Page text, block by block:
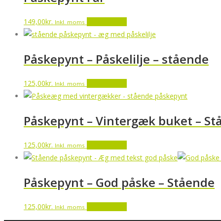
149,00kr. Inkl. moms
Påskepynt – Påskelilje – stående
125,00kr. Inkl. moms
Påskepynt – Vintergæk buket –
125,00kr. Inkl. moms
Påskepynt – God påske – Stående
125,00kr. Inkl. moms